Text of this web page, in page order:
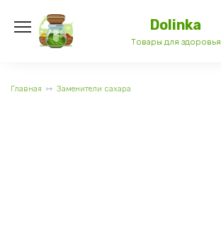
содержанию
Dolinka
Товары для здоровья
Главная Заменители сахара